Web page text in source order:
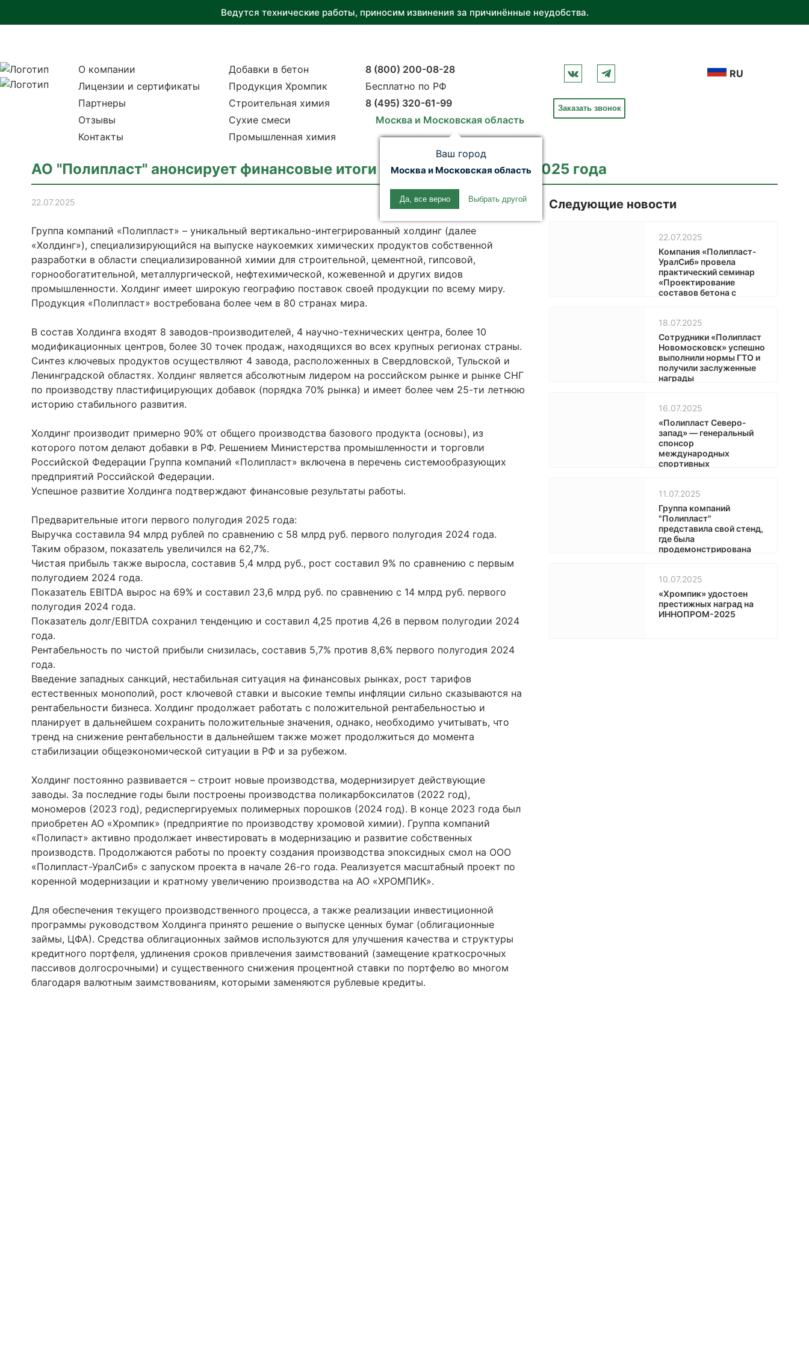
Ведутся технические работы, приносим извинения за причинённые неудобства.
О компании
Лицензии и сертификаты
Партнеры
Отзывы
Контакты
Добавки в бетон
Продукция Хромпик
Строительная химия
Сухие смеси
Промышленная химия
8 (800) 200-08-28
Бесплатно по РФ
8 (495) 320-61-99
Москва и Московская область
Ваш город
Москва и Московская область
Да, все верно Выбрать другой
Заказать звонок
RU
АО "Полипласт" анонсирует финансовые итоги в первом полугодии 2025 года
22.07.2025
Группа компаний «Полипласт» – уникальный вертикально-интегрированный холдинг (далее
«Холдинг»), специализирующийся на выпуске наукоемких химических продуктов собственной
разработки в области специализированной химии для строительной, цементной, гипсовой,
горнообогатительной, металлургической, нефтехимической, кожевенной и других видов
промышленности. Холдинг имеет широкую географию поставок своей продукции по всему миру.
Продукция «Полипласт» востребована более чем в 80 странах мира.
В состав Холдинга входят 8 заводов-производителей, 4 научно-технических центра, более 10
модификационных центров, более 30 точек продаж, находящихся во всех крупных регионах страны.
Синтез ключевых продуктов осуществляют 4 завода, расположенных в Свердловской, Тульской и
Ленинградской областях. Холдинг является абсолютным лидером на российском рынке и рынке СНГ
по производству пластифицирующих добавок (порядка 70% рынка) и имеет более чем 25-ти летнюю
историю стабильного развития.
Холдинг производит примерно 90% от общего производства базового продукта (основы), из
которого потом делают добавки в РФ. Решением Министерства промышленности и торговли
Российской Федерации Группа компаний «Полипласт» включена в перечень системообразующих
предприятий Российской Федерации.
Успешное развитие Холдинга подтверждают финансовые результаты работы.
Предварительные итоги первого полугодия 2025 года:
Выручка составила 94 млрд рублей по сравнению с 58 млрд руб. первого полугодия 2024 года.
Таким образом, показатель увеличился на 62,7%.
Чистая прибыль также выросла, составив 5,4 млрд руб., рост составил 9% по сравнению с первым
полугодием 2024 года.
Показатель EBITDA вырос на 69% и составил 23,6 млрд руб. по сравнению с 14 млрд руб. первого
полугодия 2024 года.
Показатель долг/EBITDA сохранил тенденцию и составил 4,25 против 4,26 в первом полугодии 2024
года.
Рентабельность по чистой прибыли снизилась, составив 5,7% против 8,6% первого полугодия 2024
года.
Введение западных санкций, нестабильная ситуация на финансовых рынках, рост тарифов
естественных монополий, рост ключевой ставки и высокие темпы инфляции сильно сказываются на
рентабельности бизнеса. Холдинг продолжает работать с положительной рентабельностью и
планирует в дальнейшем сохранить положительные значения, однако, необходимо учитывать, что
тренд на снижение рентабельности в дальнейшем также может продолжиться до момента
стабилизации общеэкономической ситуации в РФ и за рубежом.
Холдинг постоянно развивается – строит новые производства, модернизирует действующие
заводы. За последние годы были построены производства поликарбоксилатов (2022 год),
мономеров (2023 год), редиспергируемых полимерных порошков (2024 год). В конце 2023 года был
приобретен АО «Хромпик» (предприятие по производству хромовой химии). Группа компаний
«Полипаст» активно продолжает инвестировать в модернизацию и развитие собственных
производств. Продолжаются работы по проекту создания производства эпоксидных смол на ООО
«Полипласт-УралСиб» с запуском проекта в начале 26-го года. Реализуется масштабный проект по
коренной модернизации и кратному увеличению производства на АО «ХРОМПИК».
Для обеспечения текущего производственного процесса, а также реализации инвестиционной
программы руководством Холдинга принято решение о выпуске ценных бумаг (облигационные
займы, ЦФА). Средства облигационных займов используются для улучшения качества и структуры
кредитного портфеля, удлинения сроков привлечения заимствований (замещение краткосрочных
пассивов долгосрочными) и существенного снижения процентной ставки по портфелю во многом
благодаря валютным заимствованиям, которыми заменяются рублевые кредиты.
Следующие новости
22.07.2025
Компания «Полипласт-
УралСиб» провела
практический семинар
«Проектирование
составов бетона с
18.07.2025
Сотрудники «Полипласт
Новомосковск» успешно
выполнили нормы ГТО и
получили заслуженные
награды
16.07.2025
«Полипласт Северо-
запад» — генеральный
спонсор
международных
спортивных
спорта при поддержке
Правительства
Ленинградской области
11.07.2025
Группа компаний
"Полипласт"
представила свой стенд,
где была
продемонстрирована
«Полипласт-УралСиб»
10.07.2025
«Хромпик» удостоен
престижных наград на
ИННОПРОМ-2025